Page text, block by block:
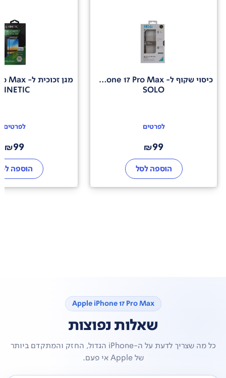
כיסוי שקוף ל- iphone 17 Pro Max
SOLO
לפרטים
99
₪
הוספה לסל
מגן זכוכית ל- iphone 17 Pro Max
לפרטים
99
₪
הוספה
Apple iPhone 17 Pro Max
שאלות נפוצות
כל מה שצריך לדעת על ה-iPhone הגדול, החזק והמתקדם ביותר
של Apple אי פעם.